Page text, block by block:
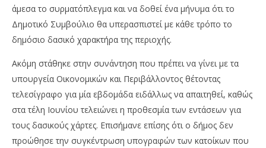
άμεσα το συρματόπλεγμα και να δοθεί ένα μήνυμα ότι το
Δημοτικό Συμβούλιο θα υπερασπιστεί με κάθε τρόπο το
δημόσιο δασικό χαρακτήρα της περιοχής.
Ακόμη στάθηκε στην συνάντηση που πρέπει να γίνει με τα
υπουργεία Οικονομικών και Περιβάλλοντος θέτοντας
τελεσίγραφο για μία εβδομάδα ειδάλλως να απαιτηθεί, καθώς
στα τέλη Ιουνίου τελειώνει η προθεσμία των εντάσεων για
τους δασικούς χάρτες. Επισήμανε επίσης ότι ο δήμος δεν
προώθησε την συγκέντρωση υπογραφών των κατοίκων που